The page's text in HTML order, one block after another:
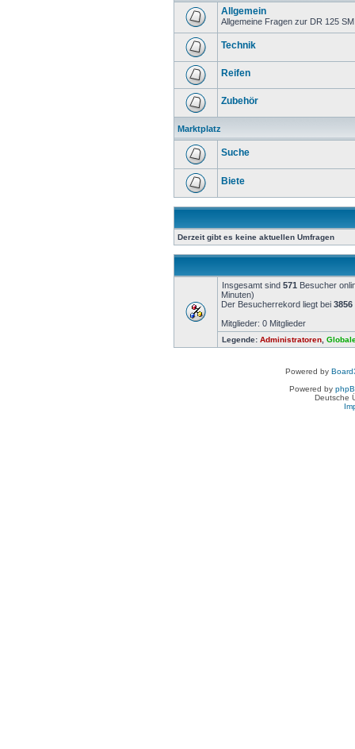
Allgemein
Allgemeine Fragen zur DR 125 SM
Technik
Reifen
Zubehör
Marktplatz
Suche
Biete
Derzeit gibt es keine aktuellen Umfragen
Insgesamt sind 571 Besucher
Minuten)
Der Besucherrekord liegt bei 3856
Mitglieder: 0 Mitglieder
Legende: Administratoren
Powered by
Powered by
Deutsche